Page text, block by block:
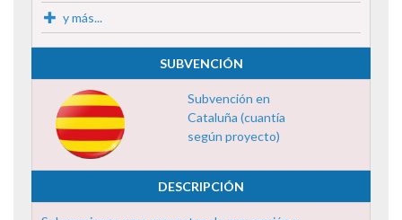
y más...
SUBVENCIÓN
Subvención en
Cataluña (cuantía
según proyecto)
DESCRIPCIÓN